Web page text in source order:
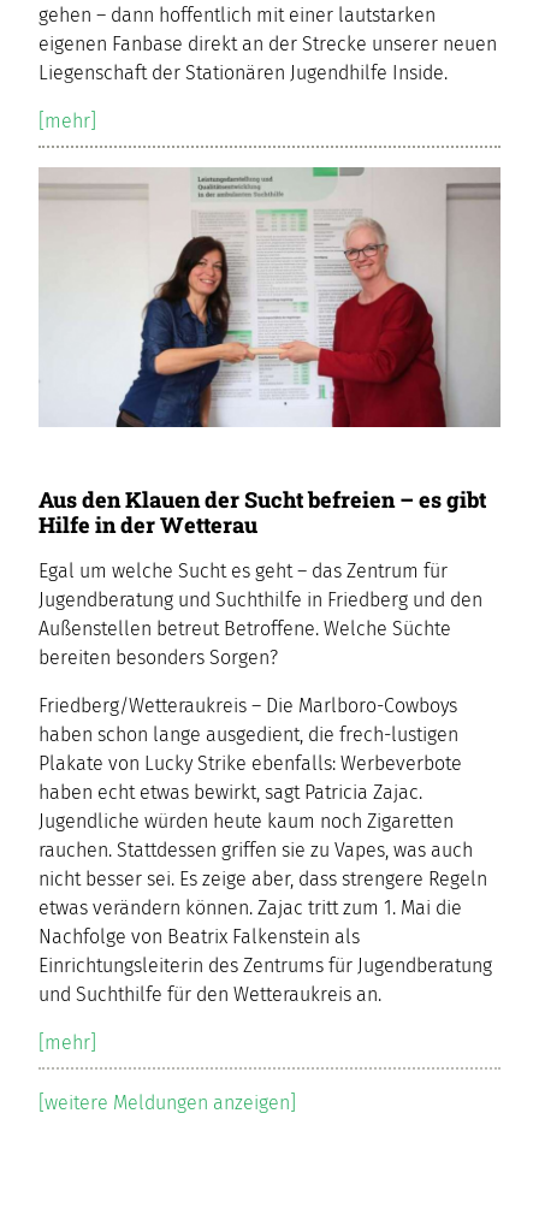
gehen – dann hoffentlich mit einer lautstarken
eigenen Fanbase direkt an der Strecke unserer neuen
Liegenschaft der Stationären Jugendhilfe Inside.
[mehr]
Aus den Klauen der Sucht befreien – es gibt
Hilfe in der Wetterau
Egal um welche Sucht es geht – das Zentrum für
Jugendberatung und Suchthilfe in Friedberg und den
Außenstellen betreut Betroffene. Welche Süchte
bereiten besonders Sorgen?
Friedberg/Wetteraukreis – Die Marlboro-Cowboys
haben schon lange ausgedient, die frech-lustigen
Plakate von Lucky Strike ebenfalls: Werbeverbote
haben echt etwas bewirkt, sagt Patricia Zajac.
Jugendliche würden heute kaum noch Zigaretten
rauchen. Stattdessen griffen sie zu Vapes, was auch
nicht besser sei. Es zeige aber, dass strengere Regeln
etwas verändern können. Zajac tritt zum 1. Mai die
Nachfolge von Beatrix Falkenstein als
Einrichtungsleiterin des Zentrums für Jugendberatung
und Suchthilfe für den Wetteraukreis an.
[mehr]
[weitere Meldungen anzeigen]